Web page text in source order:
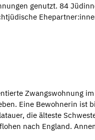
genutzt. 84
Zwangswohnung
Eine Bewohnerin ist
die älteste
nach England.